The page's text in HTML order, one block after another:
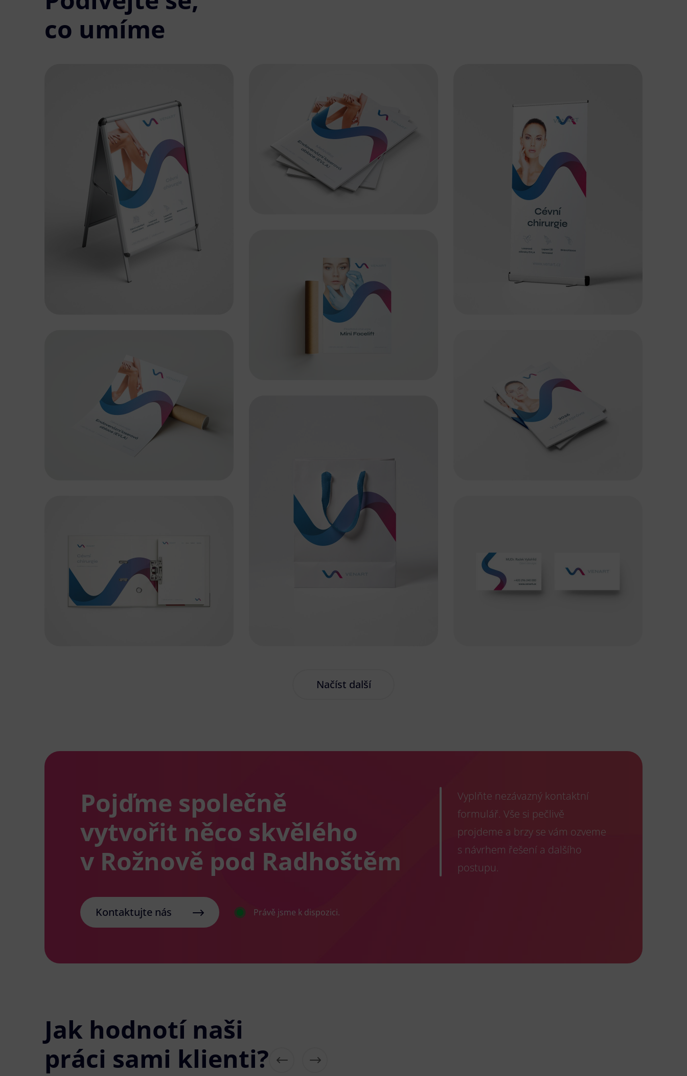
co umíme
Načíst další
Pojďme společně
vytvořit něco skvělého
v Rožnově pod Radhoštěm
Vyplňte nezávazný kontaktní
formulář. Vše si pečlivě
projdeme a brzy se vám ozveme
s návrhem řešení a dalšího
postupu.
Kontaktujte nás Právě jsme k dispozici.
Jak hodnotí naši
práci sami klienti?